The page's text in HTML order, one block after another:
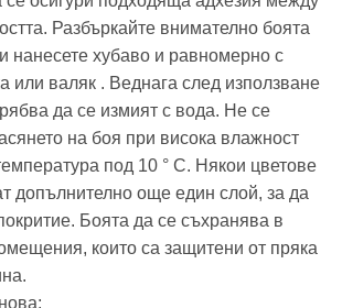
Разбъркайте внимателно боята
нанесете хубаво и равномерно с
или валяк . Веднага след използване
да се измият с вода. Не се
на боя при висока влажност
под 10 ° C. Някои цветове
допълнително още един слой, за да
Боята да се съхранява в
които са защитени от пряка